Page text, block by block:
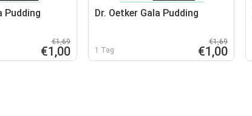
Pudding
€1,69
€1,00
Dr. Oetker Gala Pudding
1 Tag
€1,69
€1,00